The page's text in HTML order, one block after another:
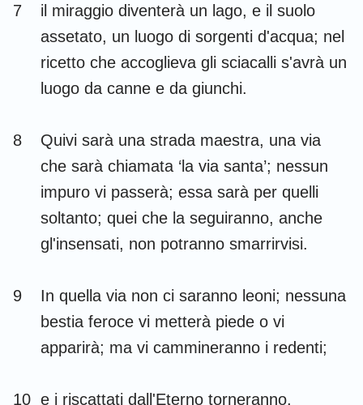
7
il miraggio diventerà un lago, e il suolo
assetato, un luogo di sorgenti d'acqua; nel
ricetto che accoglieva gli sciacalli s'avrà un
luogo da canne e da giunchi.
8
Quivi sarà una strada maestra, una via
che sarà chiamata ‘la via santa’; nessun
impuro vi passerà; essa sarà per quelli
soltanto; quei che la seguiranno, anche
gl'insensati, non potranno smarrirvisi.
9
In quella via non ci saranno leoni; nessuna
bestia feroce vi metterà piede o vi
apparirà; ma vi cammineranno i redenti;
10 e i riscattati dall'Eterno torneranno,